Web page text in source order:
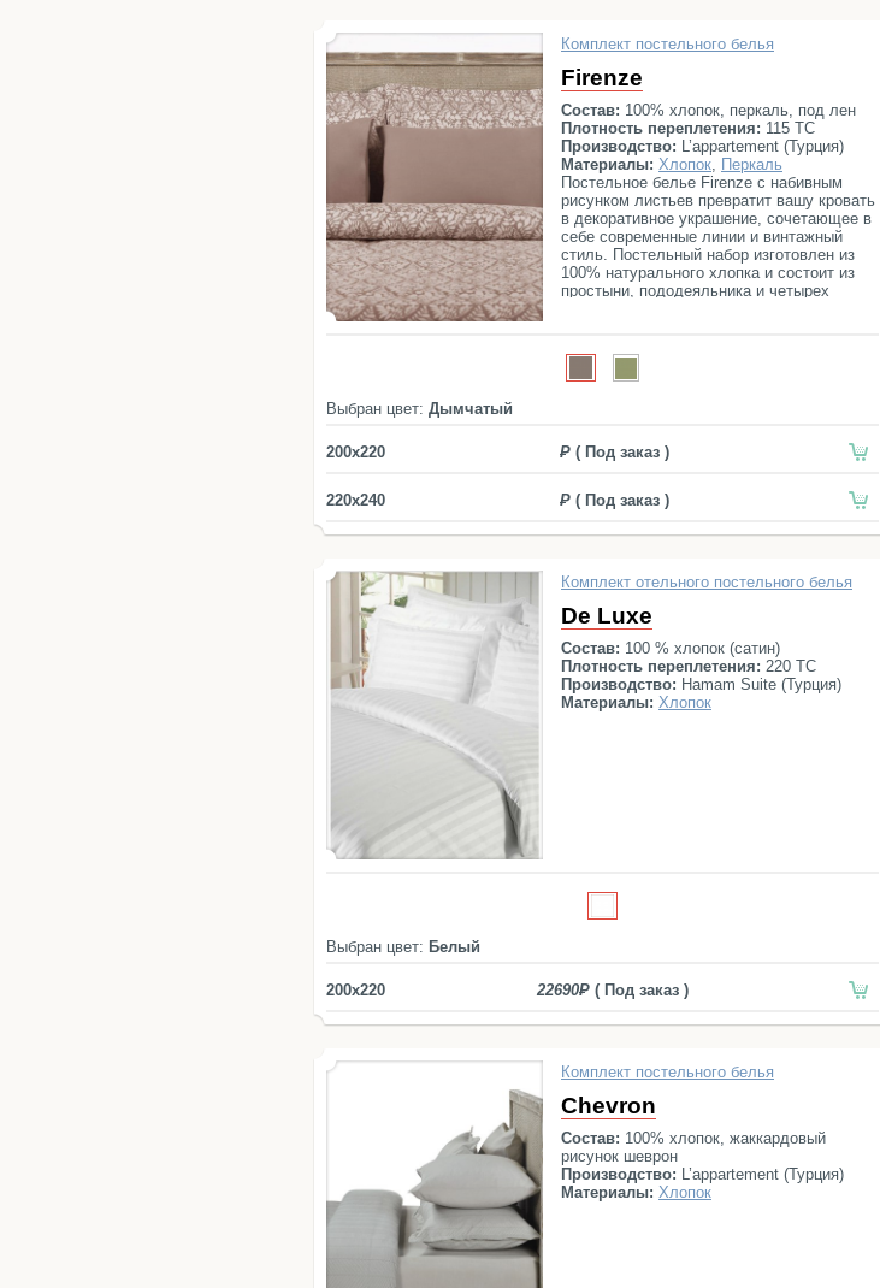
Комплект постельного белья
Firenze
Состав: 100% хлопок, перкаль, под лен
Плотность переплетения: 115 ТС
Производство: L’appartement (Турция)
Материалы: Хлопок, Перкаль
Постельное белье Firenze с набивным
рисунком листьев превратит вашу кровать
в декоративное украшение, сочетающее в
себе современные линии и винтажный
стиль. Постельный набор изготовлен из
100% натурального хлопка и состоит из
простыни, пододеяльника и четырех
Выбран цвет: Дымчатый
200x220 ( Под заказ )
220x240 ( Под заказ )
Комплект отельного постельного белья
De Luxe
Состав: 100 % хлопок (сатин)
Плотность переплетения: 220 ТС
Производство: Hamam Suite (Турция)
Материалы: Хлопок
Выбран цвет: Белый
200x220 22690 ( Под заказ )
Комплект постельного белья
Chevron
Состав: 100% хлопок, жаккардовый
рисунок шеврон
Производство: L’appartement (Турция)
Материалы: Хлопок